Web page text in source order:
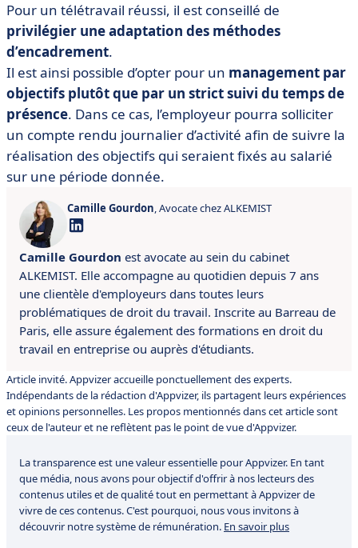
Pour un télétravail réussi, il est conseillé de
privilégier une adaptation des méthodes
d’encadrement.
Il est ainsi possible d’opter pour un management par
objectifs plutôt que par un strict suivi du temps de
présence. Dans ce cas, l’employeur pourra solliciter
un compte rendu journalier d’activité afin de suivre la
réalisation des objectifs qui seraient fixés au salarié
sur une période donnée.
Camille Gourdon, Avocate chez ALKEMIST
Camille Gourdon est avocate au sein du cabinet
ALKEMIST. Elle accompagne au quotidien depuis 7 ans
une clientèle d'employeurs dans toutes leurs
problématiques de droit du travail. Inscrite au Barreau de
Paris, elle assure également des formations en droit du
travail en entreprise ou auprès d'étudiants.
Article invité. Appvizer accueille ponctuellement des experts.
Indépendants de la rédaction d'Appvizer, ils partagent leurs expériences
et opinions personnelles. Les propos mentionnés dans cet article sont
ceux de l'auteur et ne reflètent pas le point de vue d'Appvizer.
La transparence est une valeur essentielle pour Appvizer. En tant
que média, nous avons pour objectif d'offrir à nos lecteurs des
contenus utiles et de qualité tout en permettant à Appvizer de
vivre de ces contenus. C'est pourquoi, nous vous invitons à
découvrir notre système de rémunération. En savoir plus